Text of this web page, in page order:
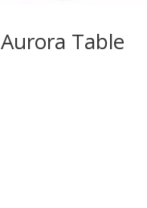
Aurora Table